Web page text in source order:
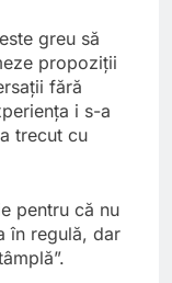
greu să
propoziții
fără
i s-a
trecut cu
pentru că nu
în regulă, dar